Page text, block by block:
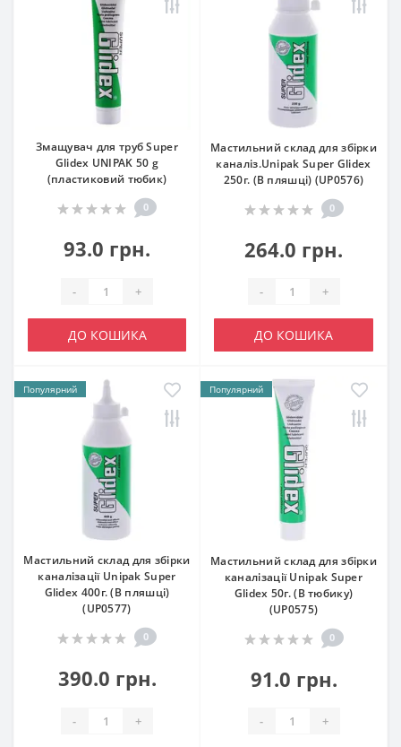
Змащувач для труб Super
Glidex UNIPAK 50 g
(пластиковий тюбик)
0
93.0 грн.
- +
ДО КОШИКА
Мастильний склад для збірки
каналіз.Unipak Super Glidex
250г. (В пляшці) (UP0576)
0
264.0 грн.
- +
ДО КОШИКА
Популярний
Мастильний склад для збірки
каналізації Unipak Super
Glidex 400г. (В пляшці)
(UP0577)
0
390.0 грн.
- +
Популярний
Мастильний склад для збірки
каналізації Unipak Super
Glidex 50г. (В тюбику)
(UP0575)
0
91.0 грн.
- +